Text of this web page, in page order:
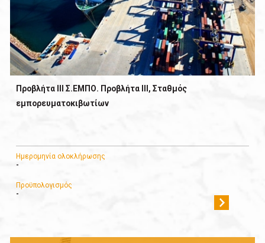
Προβλήτα ΙΙΙ Σ.ΕΜΠΟ. Προβλήτα ΙΙI, Σταθμός
εμπορευματοκιβωτίων
Ημερομηνία ολοκλήρωσης
-
Προϋπολογισμός
-